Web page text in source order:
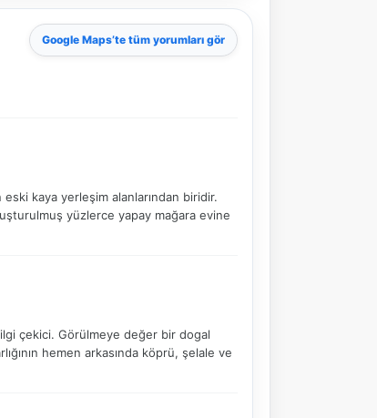
Google Maps’te tüm yorumları gör
kaya yerleşim alanlarından biridir.
yüzlerce yapay mağara evine
ilgi çekici. Görülmeye değer bir dogal
hemen arkasında köprü, şelale ve